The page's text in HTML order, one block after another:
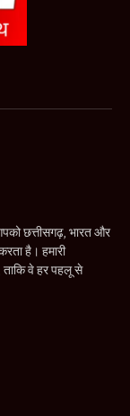
छत्तीसगढ़, भारत और
है। हमारी
ताकि वे हर पहलू से